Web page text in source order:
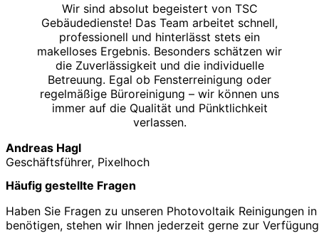
Wir sind absolut begeistert von TSC
Gebäudedienste! Das Team arbeitet schnell,
professionell und hinterlässt stets ein
makelloses Ergebnis. Besonders schätzen wir
die Zuverlässigkeit und die individuelle
Betreuung. Egal ob Fensterreinigung oder
regelmäßige Büroreinigung – wir können uns
immer auf die Qualität und Pünktlichkeit
verlassen.
Andreas Hagl
Geschäftsführer, Pixelhoch
Häufig gestellte Fragen
Haben Sie Fragen zu unseren Photovoltaik Reinigungen
benötigen, stehen wir Ihnen jederzeit gerne zur